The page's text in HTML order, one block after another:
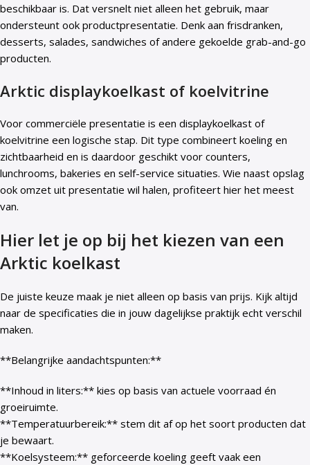
beschikbaar is. Dat versnelt niet alleen het gebruik, maar
ondersteunt ook productpresentatie. Denk aan frisdranken,
desserts, salades, sandwiches of andere gekoelde grab-and-go
producten.
Arktic displaykoelkast of koelvitrine
Voor commerciële presentatie is een displaykoelkast of
koelvitrine een logische stap. Dit type combineert koeling en
zichtbaarheid en is daardoor geschikt voor counters,
lunchrooms, bakeries en self-service situaties. Wie naast opslag
ook omzet uit presentatie wil halen, profiteert hier het meest
van.
Hier let je op bij het kiezen van een
Arktic koelkast
De juiste keuze maak je niet alleen op basis van prijs. Kijk altijd
naar de specificaties die in jouw dagelijkse praktijk echt verschil
maken.
**Belangrijke aandachtspunten:**
**Inhoud in liters:** kies op basis van actuele voorraad én
groeiruimte.
**Temperatuurbereik:** stem dit af op het soort producten dat
je bewaart.
**Koelsysteem:** geforceerde koeling geeft vaak een